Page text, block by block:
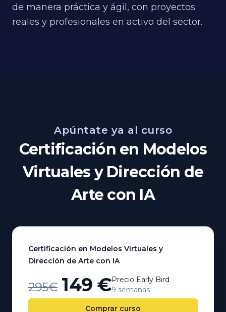
de manera práctica y ágil, con proyectos
reales y profesionales en activo del sector.
Apúntate ya al curso
Certificación en Modelos
Virtuales y Dirección de
Arte con IA
Certificación en Modelos Virtuales y
Dirección de Arte con IA
295€ 149 €Precio Early Bird
9 semanas
Comprar curso